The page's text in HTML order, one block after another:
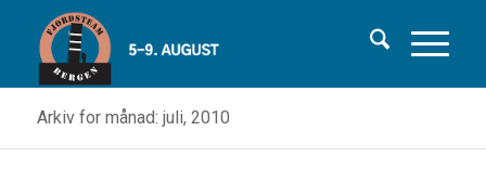
Arkiv for månad: juli, 2010